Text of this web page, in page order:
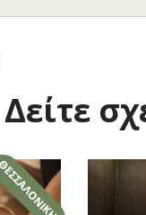
Δείτε